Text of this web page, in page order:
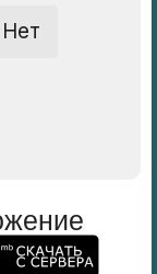
Нет